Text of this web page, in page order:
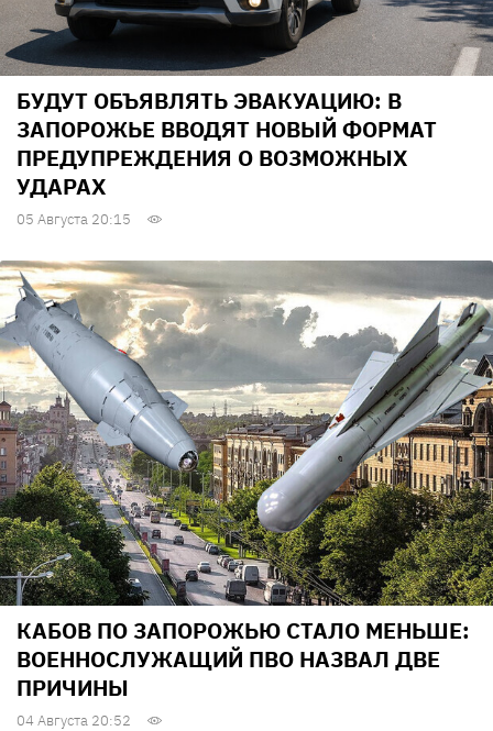
БУДУТ ОБЪЯВЛЯТЬ ЭВАКУАЦИЮ: В
ЗАПОРОЖЬЕ ВВОДЯТ НОВЫЙ ФОРМАТ
ПРЕДУПРЕЖДЕНИЯ О ВОЗМОЖНЫХ
УДАРАХ
05 Августа 20:15
КАБОВ ПО ЗАПОРОЖЬЮ СТАЛО МЕНЬШЕ:
ВОЕННОСЛУЖАЩИЙ ПВО НАЗВАЛ ДВЕ
ПРИЧИНЫ
04 Августа 20:52